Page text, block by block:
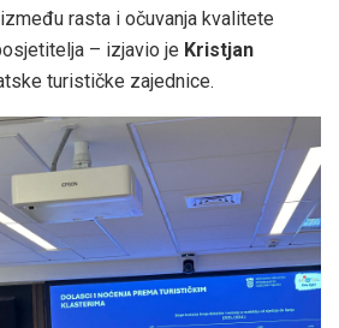
rasta i očuvanja kvalitete
– izjavio je Kristjan
turističke zajednice.